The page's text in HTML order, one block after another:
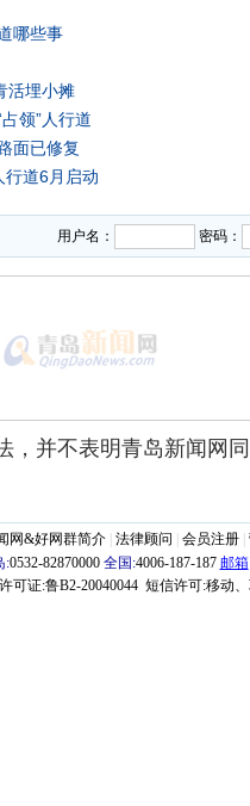
哪些事
活埋小摊
领”人行道
面已修复
行道6月启动
用户名： 密码：
，并不表明青岛新闻网